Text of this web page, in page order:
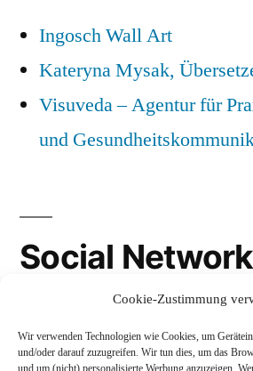
Cookie-Zustimmung
Wir verwenden Technologien wie Cookies, um
und/oder darauf zuzugreifen. Wir tun dies, um das
Ingosch Wall Art
Kateryna Mysak,
Visuveda – Agentur für
und
Social
LinkedIn